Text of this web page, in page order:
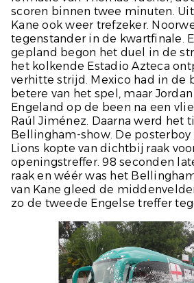
scoren binnen twee minuten.
Kane ook weer trefzeker.
tegenstander in de kwartfinale.
gepland begon het duel in de
het kolkende Estadio Azteca
verhitte strijd. Mexico had in de
betere van het spel, maar
Engeland op de been na een
Raúl Jiménez. Daarna werd het
Bellingham-show. De posterboy
Lions kopte van dichtbij raak
openingstreffer. 98 seconden
raak en wéér was het
van Kane gleed de
zo de tweede Engelse treffer